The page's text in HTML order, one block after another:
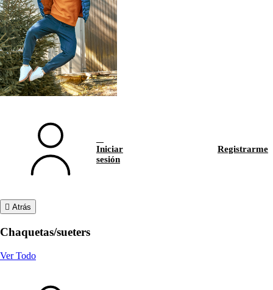
Iniciar
sesión
Registrarme
Atrás
Chaquetas/sueters
Ver Todo